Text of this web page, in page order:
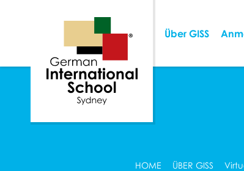
Über GISS
HOME ÜBER GISS